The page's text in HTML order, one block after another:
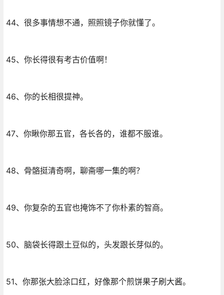
44、很多事情想不通，照照镜子你就懂了。
45、你长得很有考古价值啊！
46、你的长相很提神。
47、你瞅你那五官，各长各的，谁都不服谁。
48、骨骼挺清奇啊，聊斋哪一集的啊？
49、你复杂的五官也掩饰不了你朴素的智商。
50、脑袋长得跟土豆似的，头发跟长芽似的。
51、你那张大脸涂口红，好像那个煎饼果子刷大酱。